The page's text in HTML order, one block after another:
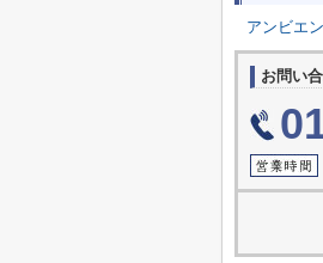
アンビエ
お問い